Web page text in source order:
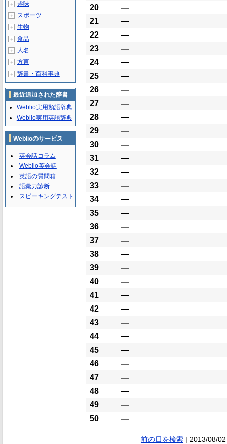
20
―
21
―
22
―
23
―
24
―
25
―
26
―
27
―
28
―
29
―
30
―
31
―
32
―
33
―
34
―
35
―
36
―
37
―
38
―
39
―
40
―
41
―
42
―
43
―
44
―
45
―
46
―
47
―
48
―
49
―
50
―
前の日を検索| 2013/08/02
＋ 趣味
＋ スポーツ
＋ 生物
＋ 食品
＋ 人名
＋ 方言
＋ 辞書・百科事典
最近追加された辞書
Weblio実用類語辞典
Weblio実用英語辞典
Weblioのサービス
英会話コラム
Weblio英会話
英語の質問箱
語彙力診断
スピーキングテスト